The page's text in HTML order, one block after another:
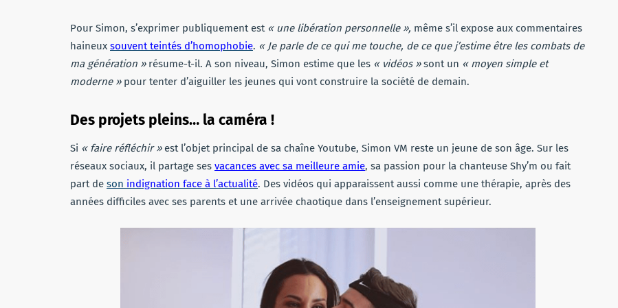
Pour Simon, s’exprimer publiquement est « une libération personnelle », même s’il expose aux commentaires
haineux souvent teintés d’homophobie. « Je parle de ce qui me touche, de ce que j’estime être les combats de
ma génération »résume-t-il. A son niveau, Simon estime que les « vidéos »sont un « moyen simple et
moderne »pour tenter d’aiguiller les jeunes qui vont construire la société de demain.
Des projets pleins… la caméra !
Si « faire réfléchir »est l’objet principal de sa chaîne Youtube, Simon VM reste un jeune de son âge. Sur les
réseaux sociaux, il partage ses vacances avec sa meilleure amie, sa passion pour la chanteuse Shy’m ou fait
part de son indignation face à l’actualité. Des vidéos qui apparaissent aussi comme une thérapie, après des
années difficiles avec ses parents et une arrivée chaotique dans l’enseignement supérieur.